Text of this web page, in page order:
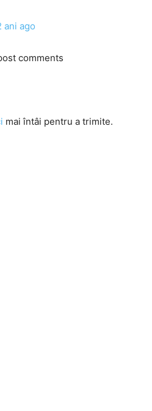
ani ago
comments
mai întâi pentru a trimite.